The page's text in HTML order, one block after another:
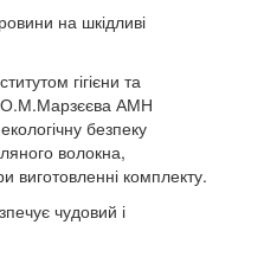
на шкідливі
гігієни та
О.М.Марзєєва АМН
безпеку
волокна,
виготовленні комплекту.
чудовий і